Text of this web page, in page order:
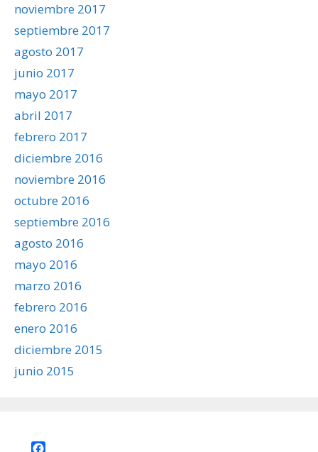
noviembre 2017
septiembre 2017
agosto 2017
junio 2017
mayo 2017
abril 2017
febrero 2017
diciembre 2016
noviembre 2016
octubre 2016
septiembre 2016
agosto 2016
mayo 2016
marzo 2016
febrero 2016
enero 2016
diciembre 2015
junio 2015